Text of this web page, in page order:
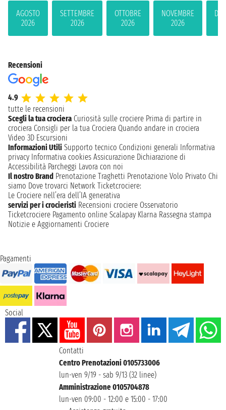
AGOSTO
2026
SETTEMBRE
2026
OTTOBRE
2026
NOVEMBRE
2026
Recensioni
4.9
tutte le recensioni
Scegli la tua crociera Curiosità sulle crociere Prima di partire in
crociera Consigli per la tua Crociera Quando andare in crociera
Video 3D Escursioni
Informazioni Utili Supporto tecnico Condizioni generali Informativa
privacy Informativa cookies Assicurazione Dichiarazione di
Accessibilità Parcheggi Lavora con noi
Il nostro Brand Prenotazione Traghetti Prenotazione Volo Privato Chi
siamo Dove trovarci Network Ticketcrociere:
Le Crociere nell’era dell’IA generativa
servizi per i crocieristi Recensioni crociere Osservatorio
Ticketcrociere Pagamento online Scalapay Klarna Rassegna stampa
Notizie e Aggiornamenti Crociere
Pagamenti
Social
Contatti
Centro Prenotazioni 0105733006
lun-ven 9/19 - sab 9/13 (32 linee)
Amministrazione 0105704878
lun-ven 09:00 - 12:00 e 15:00 - 17:00